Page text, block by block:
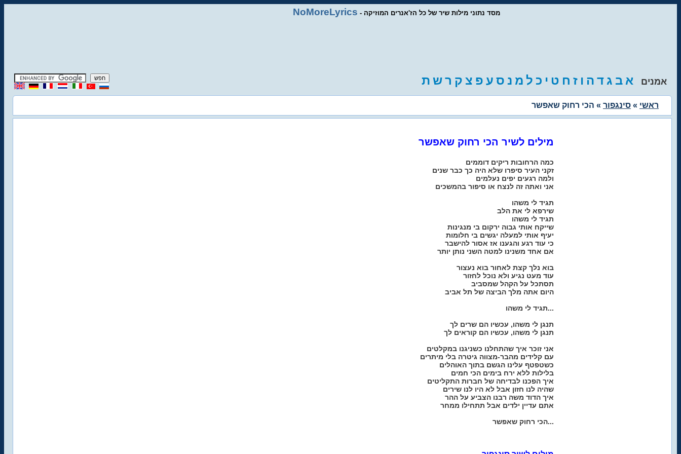
NoMoreLyrics - מסד נתוני מילות שיר של כל הז'אנרים המוזיקה
אמנים א ב ג ד ה ו ז ח ט י כ ל מ נ ס ע פ צ ק רש ת
ראשי » סינגפור » הכי רחוק שאפשר
מילים לשיר הכי רחוק שאפשר
כמה הרחובות ריקים דוממים
זקני העיר סיפרו שלא היה כך כבר שנים
ולמה רגעים יפים נעלמים
אני ואתה זה לנצח או סיפור בהמשכים
תגיד לי משהו
שירפא לי את הלב
תגיד לי משהו
שייקח אותי גבוה ירקום בי מנגינות
יעיף אותי למעלה יגשים בי חלומות
כי עוד רגע והגענו אז אסור להישבר
אם אחד משנינו למטה השני נותן יותר
בוא נלך קצת לאחור בוא נעצור
עוד מעט נגיע ולא נוכל לחזור
תסתכל על הקהל שמסביב
היום אתה מלך הביצה של תל אביב
תגיד לי משהו...
תנגן לי משהו, עכשיו הם שרים לך
תנגן לי משהו, עכשיו הם קוראים לך
אני זוכר איך שהתחלנו כשניגנו במקלטים
עם קלידים מהבר-מצווה גיטרה בלי מיתרים
כשטפטף עלינו הגשם בתוך האוהלים
בלילות ללא ירח בימים הכי חמים
איך הפכנו לבדיחה של חברות התקליטים
שהיה לנו חזון אבל לא היו לנו שירים
איך הדוד משה רבנו הצביע על ההר
אתם עדיין ילדים אבל תתחילו ממחר
הכי רחוק שאפשר...